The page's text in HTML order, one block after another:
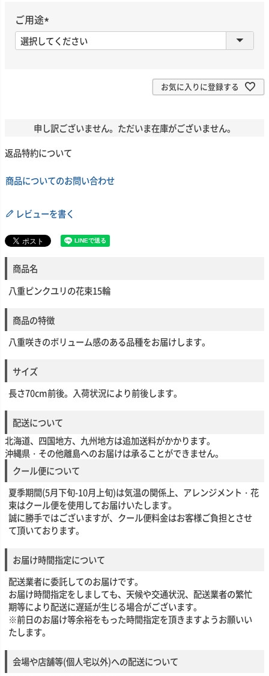
ご用途
(
必
お気に入りに登録する
申し訳ございません。ただいま在庫がございません。
返品特約について
商品についてのお問い合わせ
レビューを書く
商品名
八重ピンクユリの花束15輪
商品の特徴
八重咲きのボリューム感のある品種をお届けします。
サイズ
長さ70cm前後。入荷状況により前後します。
配送について
北海道、四国地方、九州地方は追加送料がかかります。
沖縄県・その他離島へのお届けは承ることができません。
クール便について
夏季期間(5月下旬-10月上旬)は気温の関係上、アレンジメント・花
束はクール便を使用してお届けいたします。
誠に勝手ではございますが、クール便料金はお客様ご負担とさせ
て頂いております。
お届け時間指定について
配送業者に委託してのお届けです。
お届け時間指定をしましても、天候や交通状況、配送業者の繁忙
期等により配送に遅延が生じる場合がございます。
※前日のお届け等余裕をもった時間指定を頂きますようお願いい
たします。
会場や店舗等(個人宅以外)への配送について